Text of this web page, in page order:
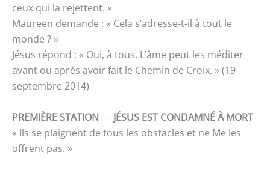
ceux qui la rejettent. »
Maureen demande : « Cela s’adresse-t-il à tout le
monde ? »
Jésus répond : « Oui, à tous. L’âme peut les méditer
avant ou après avoir fait le Chemin de Croix. » (19
septembre 2014)
PREMIÈRE STATION ― JÉSUS EST CONDAMNÉ À MORT
« Ils se plaignent de tous les obstacles et ne Me les
offrent pas. »